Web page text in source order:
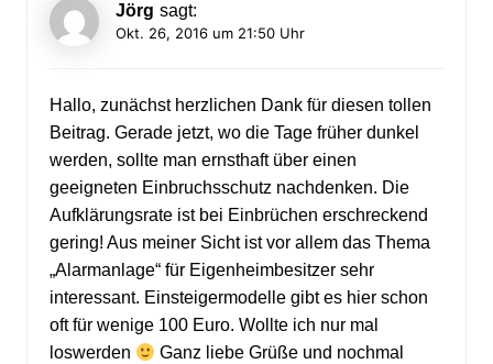
Jörg sagt:
Okt. 26, 2016 um 21:50 Uhr
Hallo, zunächst herzlichen Dank für diesen tollen
Beitrag. Gerade jetzt, wo die Tage früher dunkel
werden, sollte man ernsthaft über einen
geeigneten Einbruchsschutz nachdenken. Die
Aufklärungsrate ist bei Einbrüchen erschreckend
gering! Aus meiner Sicht ist vor allem das Thema
„Alarmanlage“ für Eigenheimbesitzer sehr
interessant. Einsteigermodelle gibt es hier schon
oft für wenige 100 Euro. Wollte ich nur mal
loswerden
Ganz liebe Grüße und nochmal